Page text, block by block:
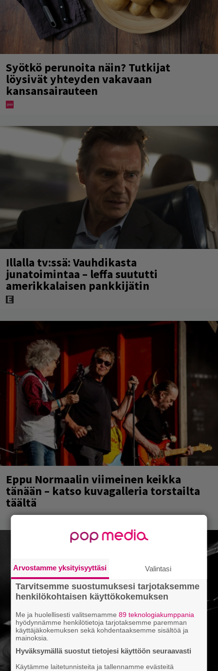
Syötkö perunoita näin? Tutkijat
löysivät yhteyden vakavaan
kansansairauteen
Illalla tv:ssä: Vauhdikasta
junatoimintaa – leffa suututti
amerikkalaisen pankkijätin
Eppu Normaalin viimeinen keikka
tänään – katso kuvagalleria torstailta
täältä
Arvostamme yksityisyyttäsi Valintasi
Tarvitsemme suostumuksesi tarjotaksemme
henkilökohtaisen käyttökokemuksen
Me ja huolellisesti valitsemamme89 teknologiakumppania
hyödynnämme henkilötietoja tarjotaksemme paremman
käyttäjäkokemuksen sekä kohdentaaksemme sisältöä ja
mainoksia.
Hyväksymällä suostut tietojesi käyttöön seuraavasti
Käytämme laitetunnisteita ja tallennamme evästeitä